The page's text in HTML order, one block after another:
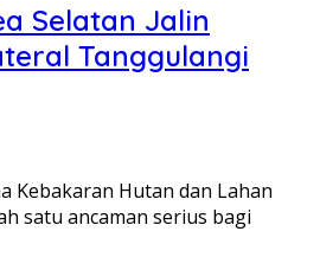
Selatan Jalin
Tanggulangi
Kebakaran Hutan dan Lahan
satu ancaman serius bagi